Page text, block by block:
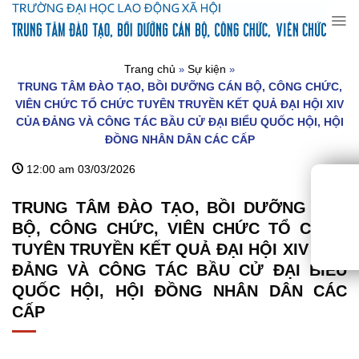
Chuyển
đến
Trang chủ » Sự kiện »
TRUNG TÂM ĐÀO TẠO, BỒI DƯỠNG CÁN BỘ, CÔNG CHỨC,
VIÊN CHỨC TỔ CHỨC TUYÊN TRUYỀN KẾT QUẢ ĐẠI HỘI XIV
CỦA ĐẢNG VÀ CÔNG TÁC BẦU CỬ ĐẠI BIỂU QUỐC HỘI, HỘI
ĐỒNG NHÂN DÂN CÁC CẤP
12:00 am 03/03/2026
TRUNG TÂM ĐÀO TẠO, BỒI DƯỠNG CÁN
BỘ, CÔNG CHỨC, VIÊN CHỨC TỔ CHỨC
TUYÊN TRUYỀN KẾT QUẢ ĐẠI HỘI XIV CỦA
ĐẢNG VÀ CÔNG TÁC BẦU CỬ ĐẠI BIỂU
QUỐC HỘI, HỘI ĐỒNG NHÂN DÂN CÁC
CẤP